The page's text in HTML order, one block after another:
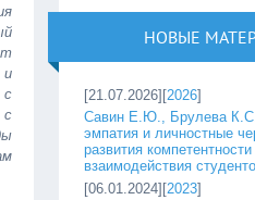
и
с
с
НОВЫЕ
[21.07.2026][2026]
Савин Е.Ю., Брулева К.С.
эмпатия и личностные
развития
взаимодействия
[06.01.2024][2023]